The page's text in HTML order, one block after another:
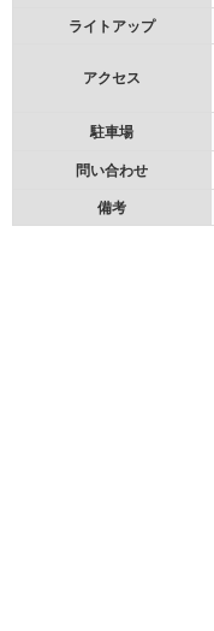
ライトアップ
アクセス
駐車場
問い合わせ
備考